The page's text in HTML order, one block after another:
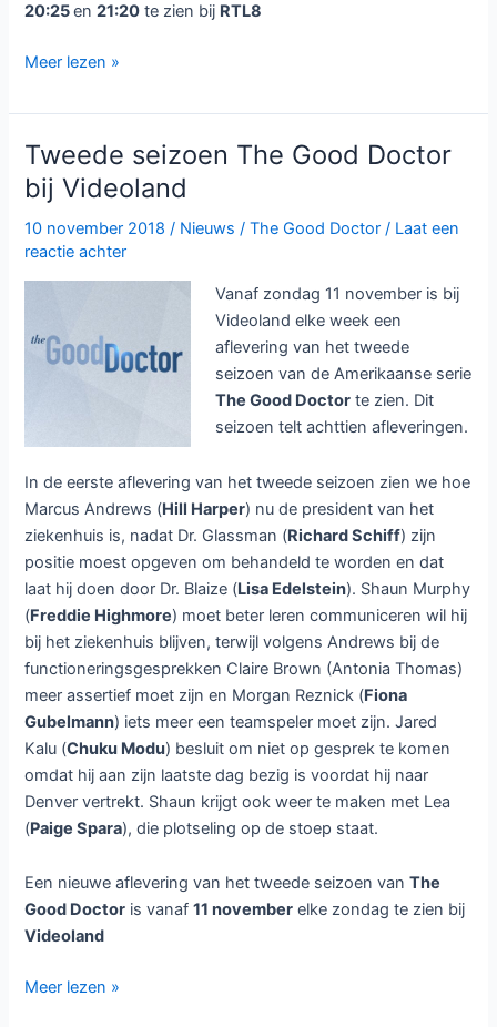
20:25en21:20 te zien bij RTL8
The
Doctor
seizoen
4
bij
Videoland
en
Meer lezen »
Tweede seizoen The Good Doctor
bij Videoland
10 november 2018/ Nieuws /The Good Doctor / Laat een
reactie achter
Vanaf zondag 11 november is bij
Videoland elke week een
aflevering van het tweede
seizoen van de Amerikaanse serie
The Good Doctor te zien. Dit
seizoen telt achttien afleveringen.
In de eerste aflevering van het tweede seizoen zien we hoe
Marcus Andrews (Hill Harper) nu de president van het
ziekenhuis is, nadat Dr. Glassman (Richard Schiff) zijn
positie moest opgeven om behandeld te worden en dat
laat hij doen door Dr. Blaize (Lisa Edelstein). Shaun Murphy
(Freddie Highmore) moet beter leren communiceren wil hij
bij het ziekenhuis blijven, terwijl volgens Andrews bij de
functioneringsgesprekken Claire Brown (Antonia Thomas)
meer assertief moet zijn en Morgan Reznick (Fiona
Gubelmann) iets meer een teamspeler moet zijn. Jared
Kalu (Chuku Modu) besluit om niet op gesprek te komen
omdat hij aan zijn laatste dag bezig is voordat hij naar
Denver vertrekt. Shaun krijgt ook weer te maken met Lea
(Paige Spara), die plotseling op de stoep staat.
Een nieuwe aflevering van het tweede seizoen vanThe
Good Doctor is vanaf11 november elke zondag te zien bij
Videoland
Tweede
Meer lezen »